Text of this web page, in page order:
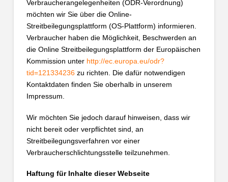
Verbraucherangelegenheiten (ODR-Verordnung)
möchten wir Sie über die Online-
Streitbeilegungsplattform (OS-Plattform) informieren.
Verbraucher haben die Möglichkeit, Beschwerden an
die Online Streitbeilegungsplattform der Europäischen
Kommission unter http://ec.europa.eu/odr?
tid=121334236zu richten. Die dafür notwendigen
Kontaktdaten finden Sie oberhalb in unserem
Impressum.
Wir möchten Sie jedoch darauf hinweisen, dass wir
nicht bereit oder verpflichtet sind, an
Streitbeilegungsverfahren vor einer
Verbraucherschlichtungsstelle teilzunehmen.
Haftung für Inhalte dieser Webseite